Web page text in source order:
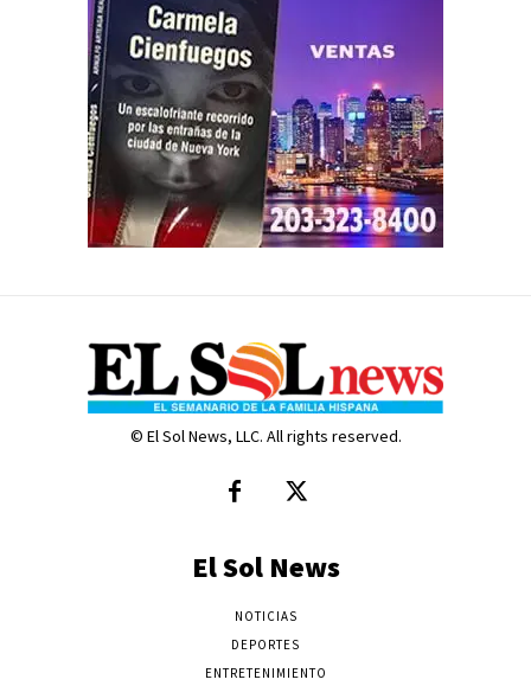
© El Sol News, LLC. All rights reserved.
El Sol News
NOTICIAS
DEPORTES
ENTRETENIMIENTO